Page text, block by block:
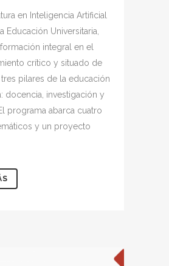
en Inteligencia Artificial
Educación Universitaria,
integral en el
crítico y situado de
tres pilares de la educación
docencia, investigación y
programa abarca cuatro
y un proyecto